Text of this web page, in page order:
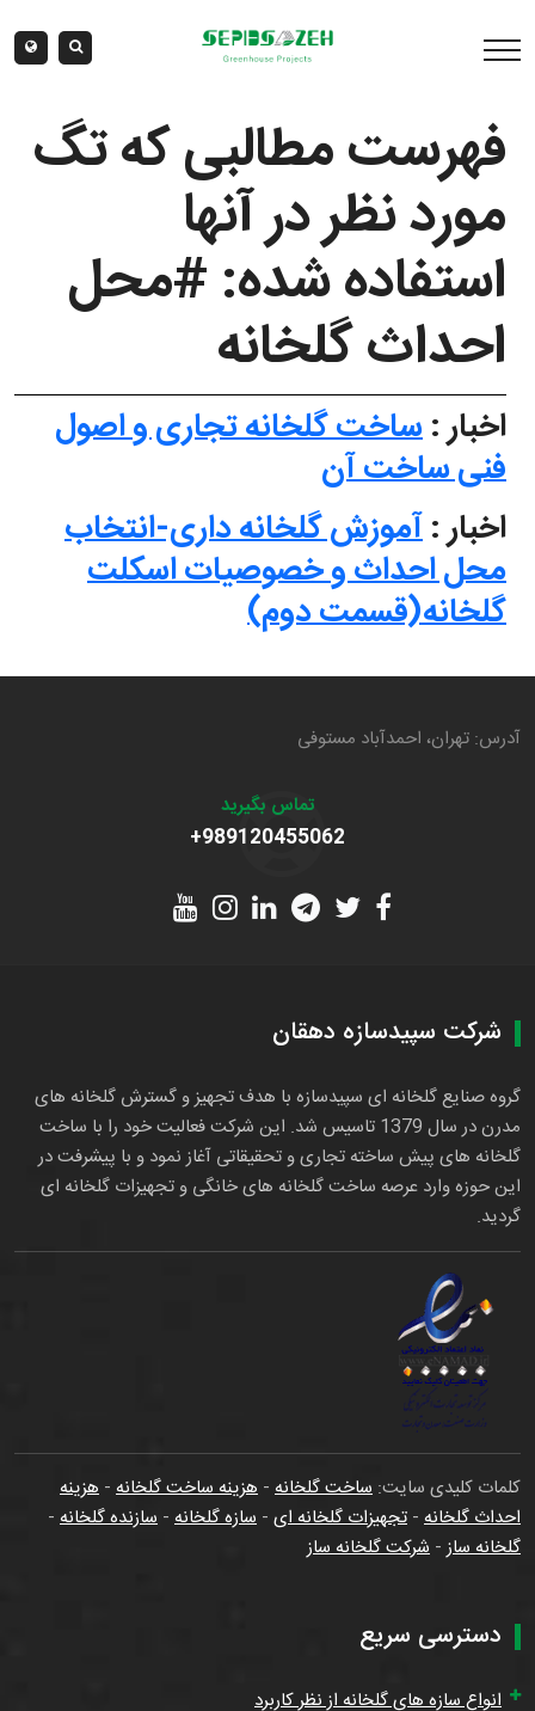
فهرست مطالبی که تگ
مورد نظر در آنها
استفاده شده: #محل
احداث گلخانه
اخبار :ساخت گلخانه تجاری و اصول
فنی ساخت آن
اخبار :آموزش گلخانه داری-انتخاب
محل احداث و خصوصیات اسکلت
گلخانه(قسمت دوم)
آدرس: تهران، احمدآباد مستوفی
تماس بگیرید
+989120455062
شرکت سپیدسازه دهقان
گروه صنایع گلخانه ای سپیدسازه با هدف تجهیز و گسترش گلخانه های
مدرن در سال 1379 تاسیس شد. این شرکت فعالیت خود را با ساخت
گلخانه های پیش ساخته تجاری و تحقیقاتی آغاز نمود و با پیشرفت در
این حوزه وارد عرصه ساخت گلخانه های خانگی و تجهیزات گلخانه ای
گردید.
کلمات کلیدی سایت: ساخت گلخانه - هزینه ساخت گلخانه - هزینه
احداث گلخانه - تجهیزات گلخانه ای - سازه گلخانه - سازنده گلخانه -
گلخانه ساز- شرکت گلخانه ساز
دسترسی سریع
انواع سازه های گلخانه از نظر کاربرد